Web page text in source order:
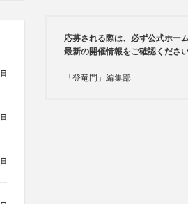
日
日
日
応募される際は、必ず公式ホー
最新の開催情報をご確認ください
「登竜門」編集部